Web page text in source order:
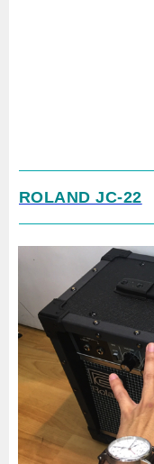
ROLAND JC-22